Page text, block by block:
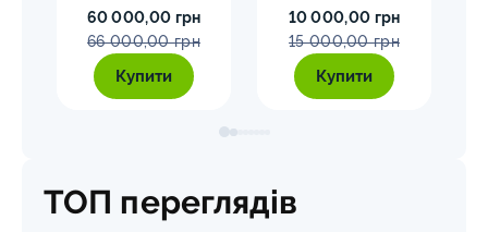
60 000,00 грн
66 000,00 грн
Купити
10 000,00 грн
15 000,00 грн
Купити
ТОП переглядів